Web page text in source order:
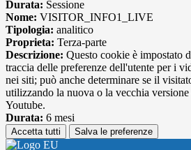
Durata: Sessione
Nome: VISITOR_INFO1_LIVE
Tipologia: analitico
Proprieta: Terza-parte
Descrizione: Questo cookie è impostato
traccia delle preferenze dell'utente per i
nei siti; può anche determinare se il
utilizzando la nuova o la vecchia
Youtube.
Durata: 6 mesi
Accetta tutti Salva le preferenze